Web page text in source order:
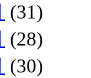
(31)
(28)
(30)